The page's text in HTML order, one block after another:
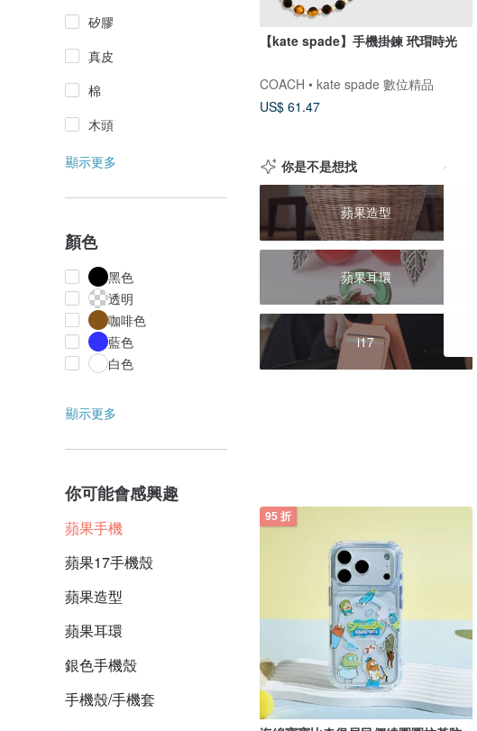
矽膠
真皮
棉
木頭
顯示更多
顏色
黑色
透明
咖啡色
藍色
白色
顯示更多
你可能會感興趣
蘋果手機
蘋果17手機殼
蘋果造型
蘋果耳環
銀色手機殼
手機殼/手機套
【kate spade】手機掛鍊 玳瑁時光
COACH • kate spade 數位精品
US$ 61.47
你是不是想找
蘋果造型
蘋果耳環
i17
95 折